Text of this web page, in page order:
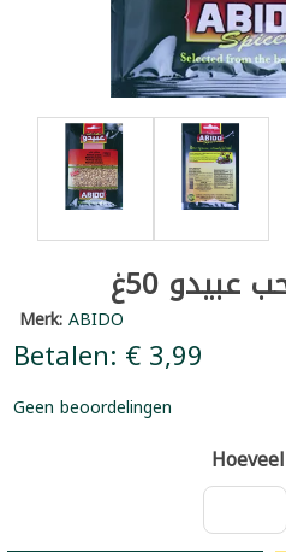
عبيدو 50غ
Merk:ABIDO
Betalen: € 3,99
Geen beoordelingen